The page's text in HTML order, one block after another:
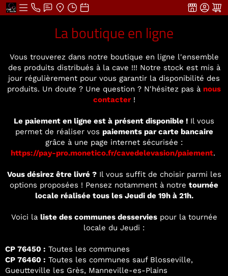
La boutique en ligne
Vous trouverez dans notre boutique en ligne l'ensemble
des produits distribués à la cave !!! Notre stock est mis à
jour régulièrement pour vous garantir la disponibilité des
produits. Un doute ? Une question ? N'hésitez pas à nous
contacter!
Le paiement en ligne est à présent disponible ! Il vous
permet de réaliser vos paiements par carte bancaire
grâce à une page internet sécurisée :
https://pay-pro.monetico.fr/cavedelevasion/paiement.
Vous désirez être livré ?Il vous suffit de choisir parmi les
options proposées ! Pensez notamment à notre tournée
locale réalisée tous les Jeudi de 19h à 21h.
Voici la liste des communes desserviespour la tournée
locale du Jeudi :
CP 76450 : Toutes les communes
CP 76460 : Toutes les communes sauf Blosseville,
Gueutteville les Grès, Manneville-es-Plains